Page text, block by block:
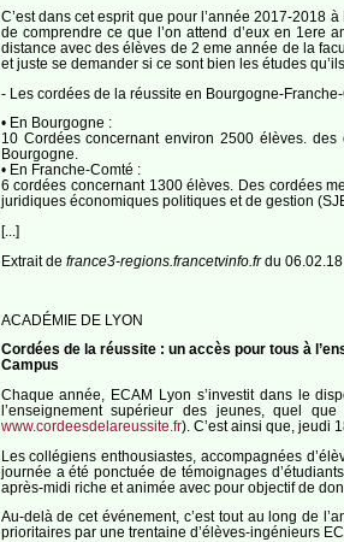
C’est dans cet esprit que pour l’année 2017-2018
de comprendre ce que l’on attend d’eux en 1ere
distance avec des élèves de 2 eme année de la
et juste se demander si ce sont bien les études
- Les cordées de la réussite en Bourgogne-
• En Bourgogne :
10 Cordées concernant environ 2500 élèves. des
Bourgogne.
• En Franche-Comté :
6 cordées concernant 1300 élèves. Des cordées
juridiques économiques politiques et de gestion
[...]
Extrait de france3-regions.francetvinfo.frdu 06.02.18
ACADÉMIE DE LYON
Cordées de la réussite : un accès pour tous à
Campus
Chaque année, ECAM Lyon s’investit dans le
l’enseignement supérieur des jeunes, quel
www.cordeesdelareussite.fr). C’est ainsi que, jeudi
Les collégiens enthousiastes, accompagnées
journée a été ponctuée de témoignages
après-midi riche et animée avec pour objectif de
Au-delà de cet événement, c’est tout au long de
prioritaires par une trentaine d’élèves-ingénieurs